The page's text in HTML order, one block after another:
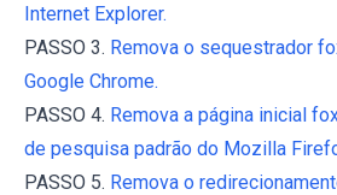
Internet Explorer.
PASSO 3. Remova o sequestrador
Google Chrome.
PASSO 4. Remova a página inicial
de pesquisa padrão do Mozilla
PASSO 5. Remova o